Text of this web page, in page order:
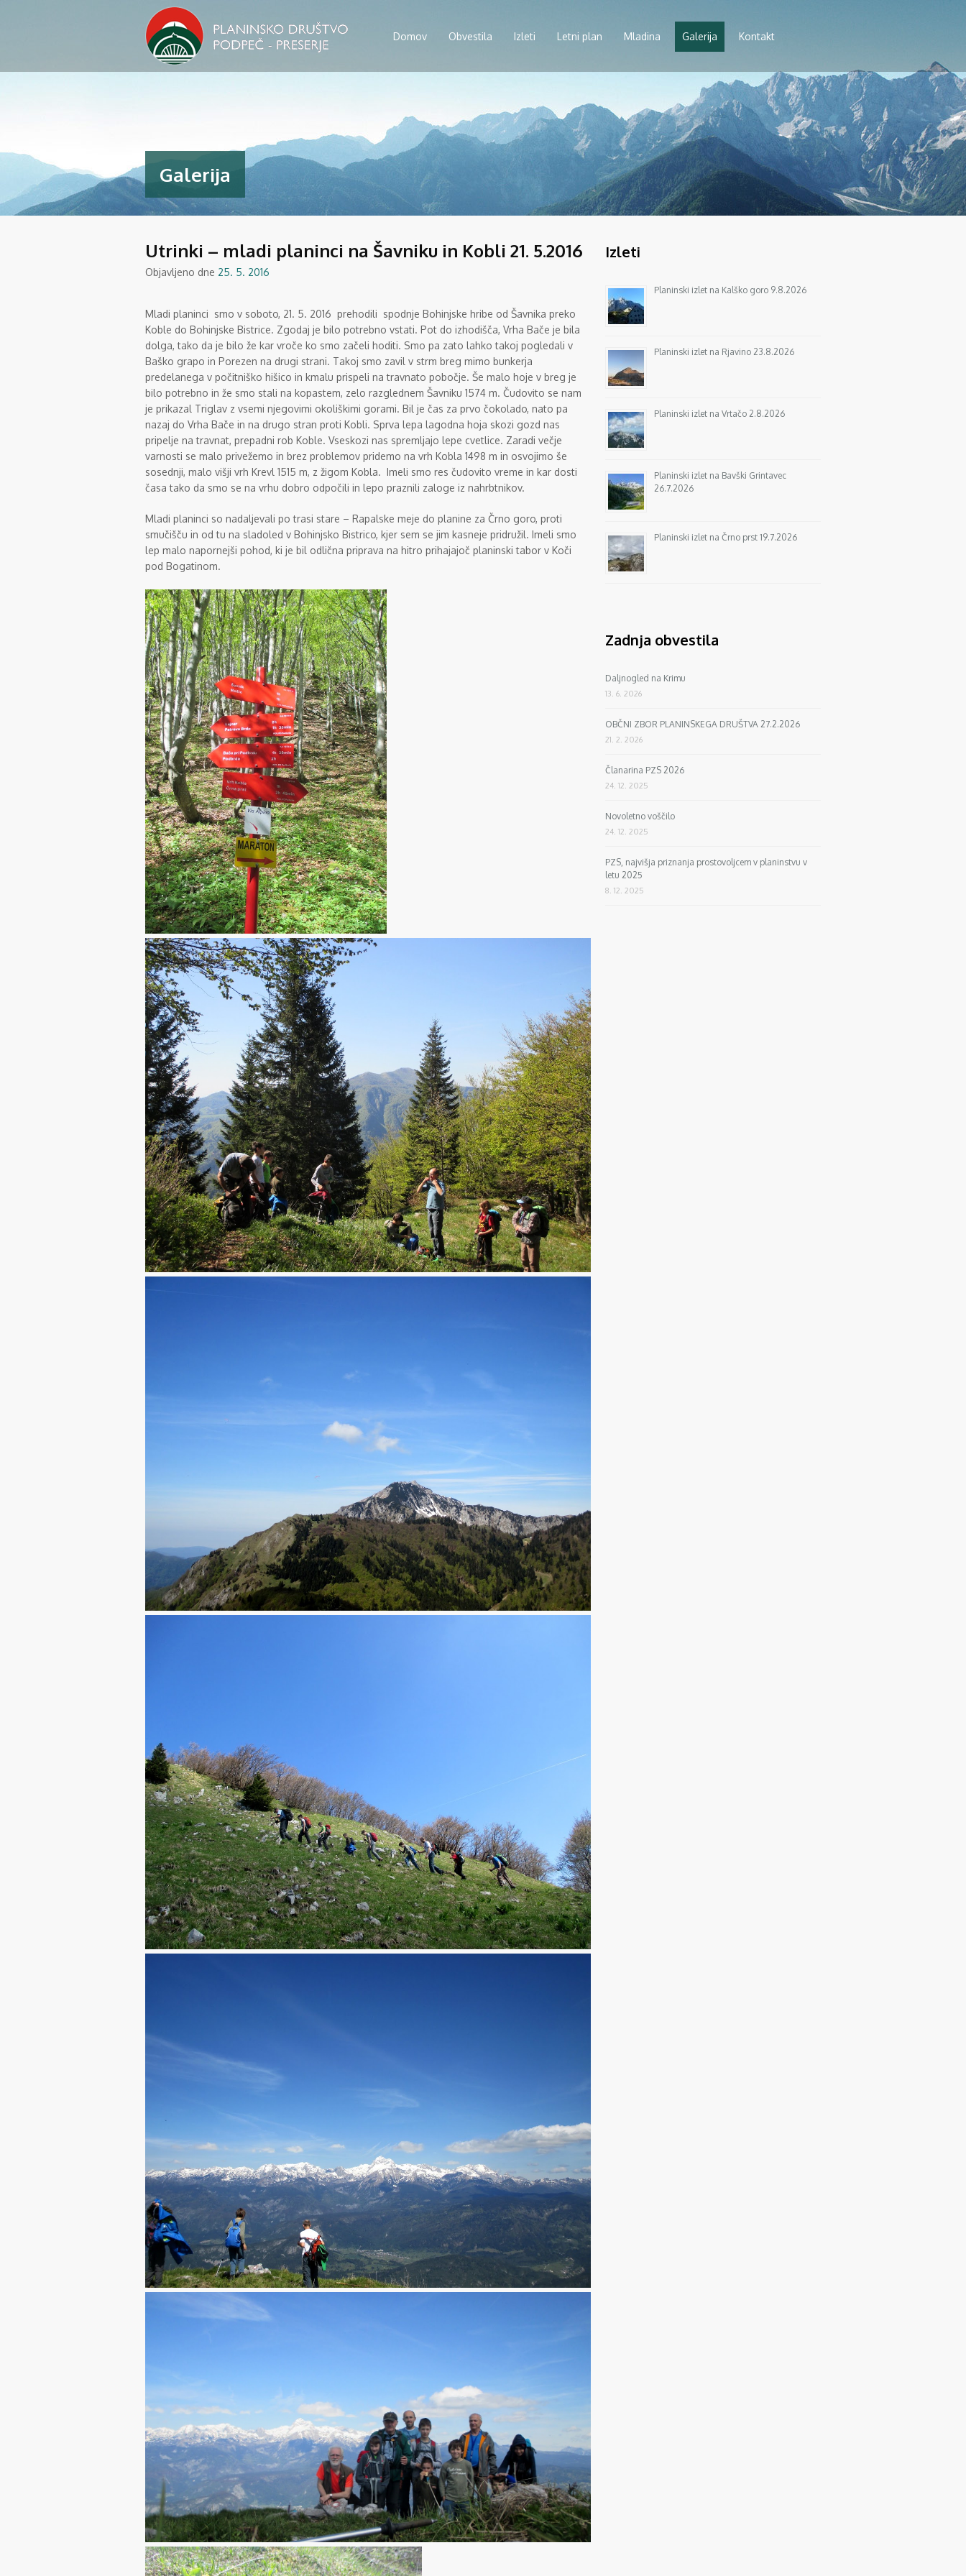
Domov Obvestila Izleti Letni plan Mladina Galerija Kontakt
Galerija
Utrinki – mladi planinci na Šavniku in Kobli 21. 5.2016
Objavljeno dne 25. 5. 2016
Mladi planinci smo v soboto, 21. 5. 2016 prehodili spodnje Bohinjske hribe od Šavnika preko
Koble do Bohinjske Bistrice. Zgodaj je bilo potrebno vstati. Pot do izhodišča, Vrha Bače je bila
dolga, tako da je bilo že kar vroče ko smo začeli hoditi. Smo pa zato lahko takoj pogledali v
Baško grapo in Porezen na drugi strani. Takoj smo zavil v strm breg mimo bunkerja
predelanega v počitniško hišico in kmalu prispeli na travnato pobočje. Še malo hoje v breg je
bilo potrebno in že smo stali na kopastem, zelo razglednem Šavniku 1574 m. Čudovito se nam
je prikazal Triglav z vsemi njegovimi okoliškimi gorami. Bil je čas za prvo čokolado, nato pa
nazaj do Vrha Bače in na drugo stran proti Kobli. Sprva lepa lagodna hoja skozi gozd nas
pripelje na travnat, prepadni rob Koble. Vseskozi nas spremljajo lepe cvetlice. Zaradi večje
varnosti se malo privežemo in brez problemov pridemo na vrh Kobla 1498 m in osvojimo še
sosednji, malo višji vrh Krevl 1515 m, z žigom Kobla. Imeli smo res čudovito vreme in kar dosti
časa tako da smo se na vrhu dobro odpočili in lepo praznili zaloge iz nahrbtnikov.
Mladi planinci so nadaljevali po trasi stare – Rapalske meje do planine za Črno goro, proti
smučišču in od tu na sladoled v Bohinjsko Bistrico, kjer sem se jim kasneje pridružil. Imeli smo
lep malo napornejši pohod, ki je bil odlična priprava na hitro prihajajoč planinski tabor v Koči
pod Bogatinom.
Izleti
Planinski izlet na Kalško goro 9.8.2026
Planinski izlet na Rjavino 23.8.2026
Planinski izlet na Vrtačo 2.8.2026
Planinski izlet na Bavški Grintavec
26.7.2026
Planinski izlet na Črno prst 19.7.2026
Zadnja obvestila
Daljnogled na Krimu
13. 6. 2026
OBČNI ZBOR PLANINSKEGA DRUŠTVA 27.2.2026
21. 2. 2026
Članarina PZS 2026
24. 12. 2025
Novoletno voščilo
24. 12. 2025
PZS, najvišja priznanja prostovoljcem v planinstvu v
letu 2025
8. 12. 2025